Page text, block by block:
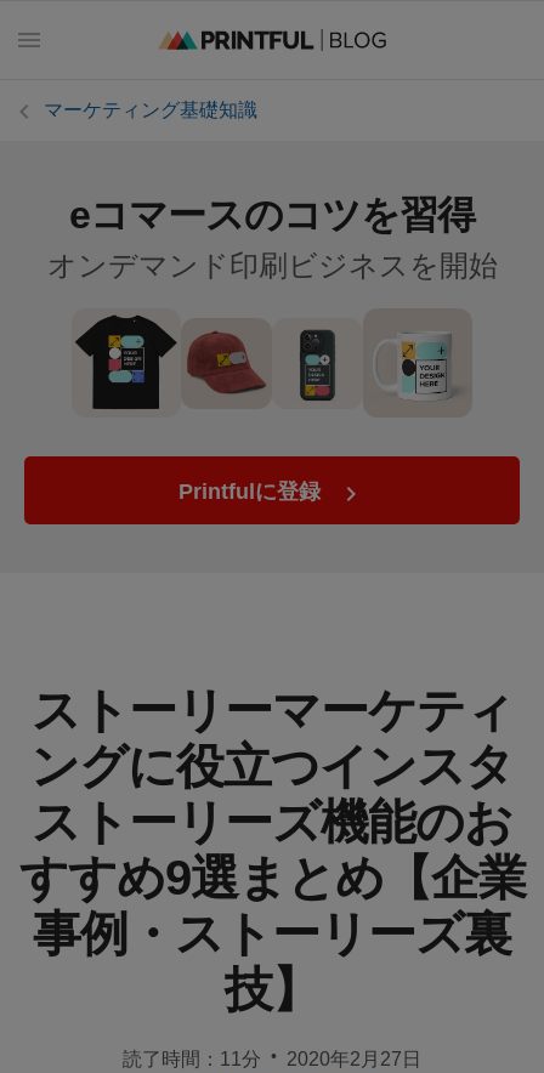
ス
ー
EC
マーケティング基礎知識
eコマースのコツを習得
オンデマンド印刷ビジネスを開始
Printfulに登録
ストーリーマーケティ
ングに役立つインスタ
ストーリーズ機能のお
すすめ9選まとめ【企業
事例・ストーリーズ裏
技】
読了時間：11分 • 2020年2月27日